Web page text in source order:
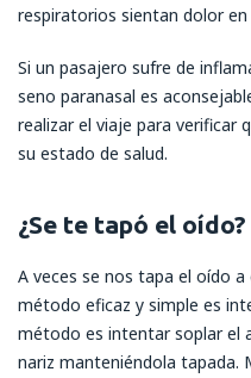
respiratorios sientan dolor
Si un pasajero sufre de
seno paranasal es
realizar el viaje para verificar
su estado de salud.
¿Se te tapó el oído?
A veces se nos tapa el oído
método eficaz y simple es
método es intentar soplar el
nariz manteniéndola tapada.